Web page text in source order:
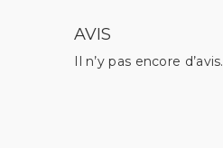
AVIS
Il n’y pas encore d’avis.